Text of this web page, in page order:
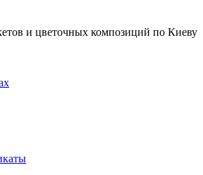
и цветочных композиций по Киеву